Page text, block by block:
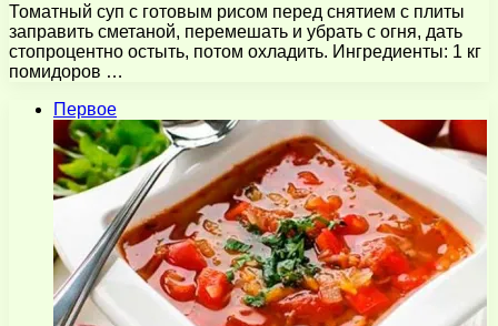
Томатный суп с готовым рисом перед снятием с плиты
заправить сметаной, перемешать и убрать с огня, дать
стопроцентно остыть, потом охладить. Ингредиенты: 1 кг
помидоров …
Первое